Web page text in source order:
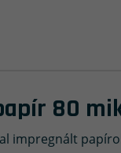
80
impregnált